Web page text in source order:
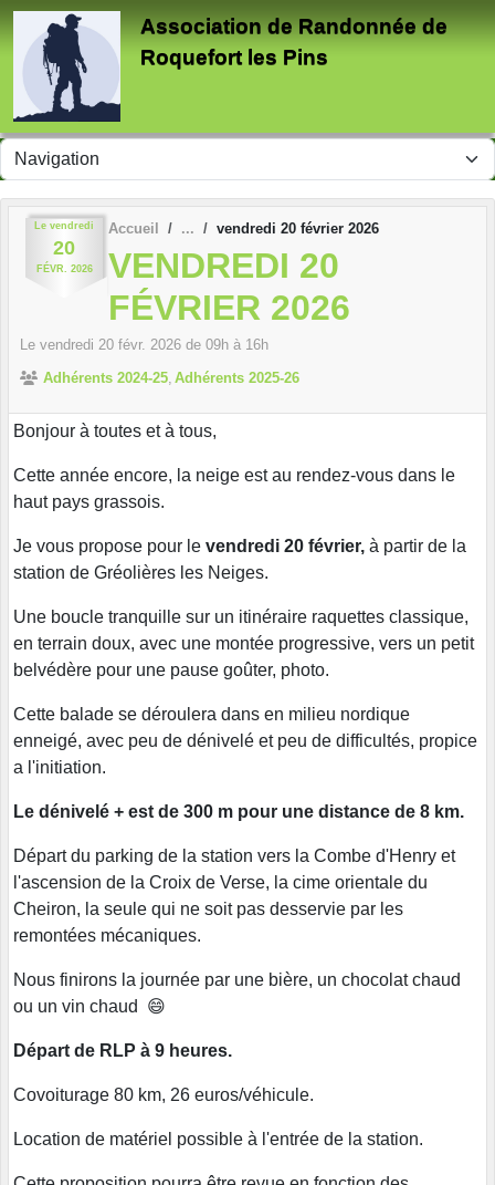
Association de Randonnée de
Roquefort les Pins
Le vendredi
20
FÉVR. 2026
Accueil vendredi 20 février 2026
VENDREDI 20
FÉVRIER 2026
Le vendredi 20 févr. 2026 de 09h à 16h
Adhérents 2024-25 Adhérents 2025-26
Bonjour à toutes et à tous,
Cette année encore, la neige est au rendez-vous dans le
haut pays grassois.
Je vous propose pour le vendredi 20 février, à partir de la
station de Gréolières les Neiges.
Une boucle tranquille sur un itinéraire raquettes classique,
en terrain doux, avec une montée progressive, vers un petit
belvédère pour une pause goûter, photo.
Cette balade se déroulera dans en milieu nordique
enneigé, avec peu de dénivelé et peu de difficultés, propice
a l'initiation.
Le dénivelé + est de 300 m pour une distance de 8 km.
Départ du parking de la station vers la Combe d'Henry et
l'ascension de la Croix de Verse, la cime orientale du
Cheiron, la seule qui ne soit pas desservie par les
remontées mécaniques.
Nous finirons la journée par une bière, un chocolat chaud
ou un vin chaud 😄
Départ de RLP à 9 heures.
Covoiturage 80 km, 26 euros/véhicule.
Location de matériel possible à l'entrée de la station.
Panneau de gestion des cookies